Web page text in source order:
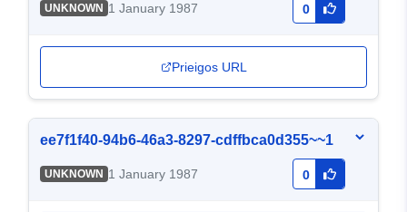
UNKNOWN 1 January 1987 0
Prieigos URL
ee7f1f40-94b6-46a3-8297-cdffbca0d355~~1
UNKNOWN 1 January 1987 0